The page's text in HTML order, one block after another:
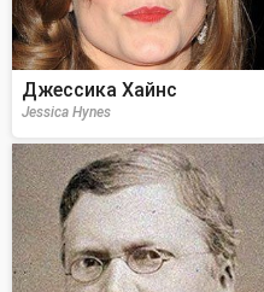
Джессика Хайнс
Jessica Hynes